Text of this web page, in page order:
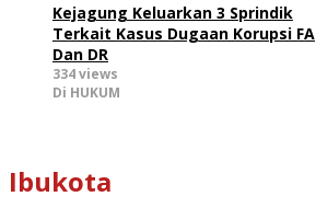
Kejagung Keluarkan 3 Sprindik
Terkait Kasus Dugaan Korupsi FA
Dan DR
334 views
Di HUKUM
Ibukota